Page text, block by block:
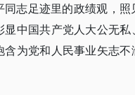
同志足迹里的政绩观，
显中国共产党人大公无
含为党和人民事业矢志